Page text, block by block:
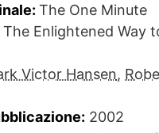
The One Minute
Enlightened Way
Victor Hansen,
2002